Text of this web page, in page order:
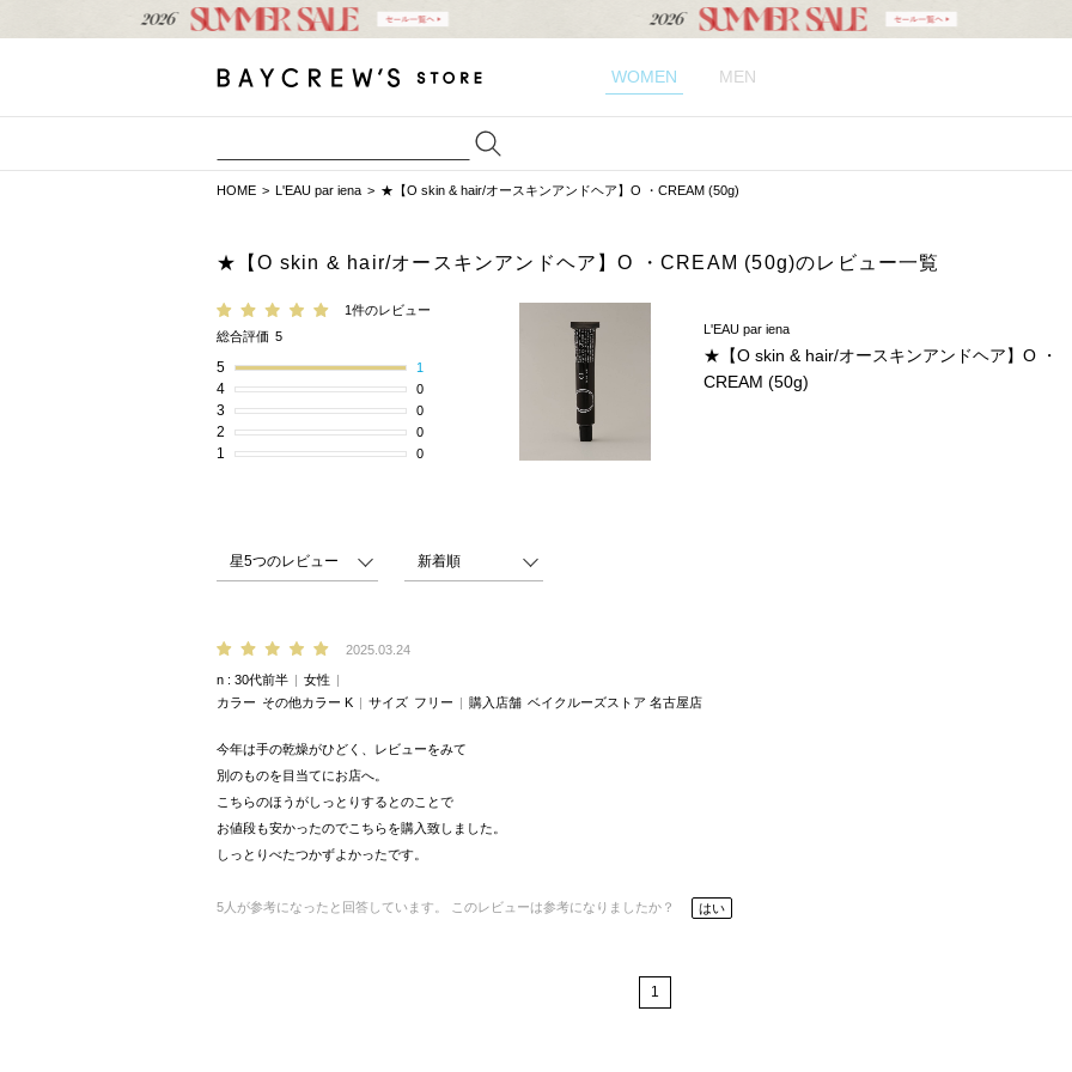
WOMEN MEN
HOME L'EAU par iena ★【O skin & hair/オースキンアンドヘア】O ・CREAM (50g)
★【O skin & hair/オースキンアンドヘア】O ・CREAM (50g)のレビュー一覧
1件のレビュー
総合評価 5
5 1
4 0
3 0
2 0
1 0
L'EAU par iena
★【O skin & hair/オースキンアンドヘア】O ・
CREAM (50g)
2025.03.24
n 30代前半
女性
カラー その他カラー K サイズ フリー 購入店舗 ベイクルーズストア 名古屋店
今年は手の乾燥がひどく、レビューをみて
別のものを目当てにお店へ。
こちらのほうがしっとりするとのことで
お値段も安かったのでこちらを購入致しました。
しっとりべたつかずよかったです。
5 人が参考になったと回答しています。 このレビューは参考になりましたか？ はい
1